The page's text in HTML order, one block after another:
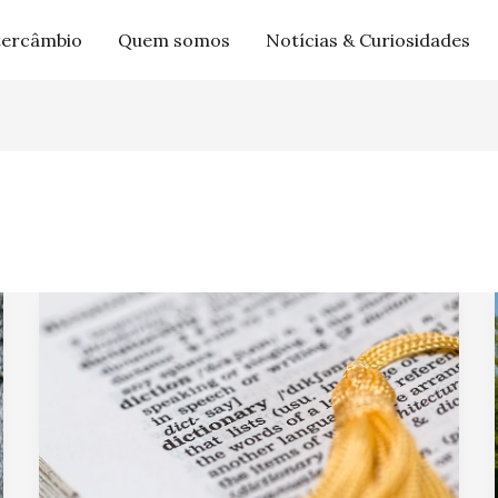
Quem somos Notícias & Curiosidades
Tradução
Juramentada
cotação
compromisso